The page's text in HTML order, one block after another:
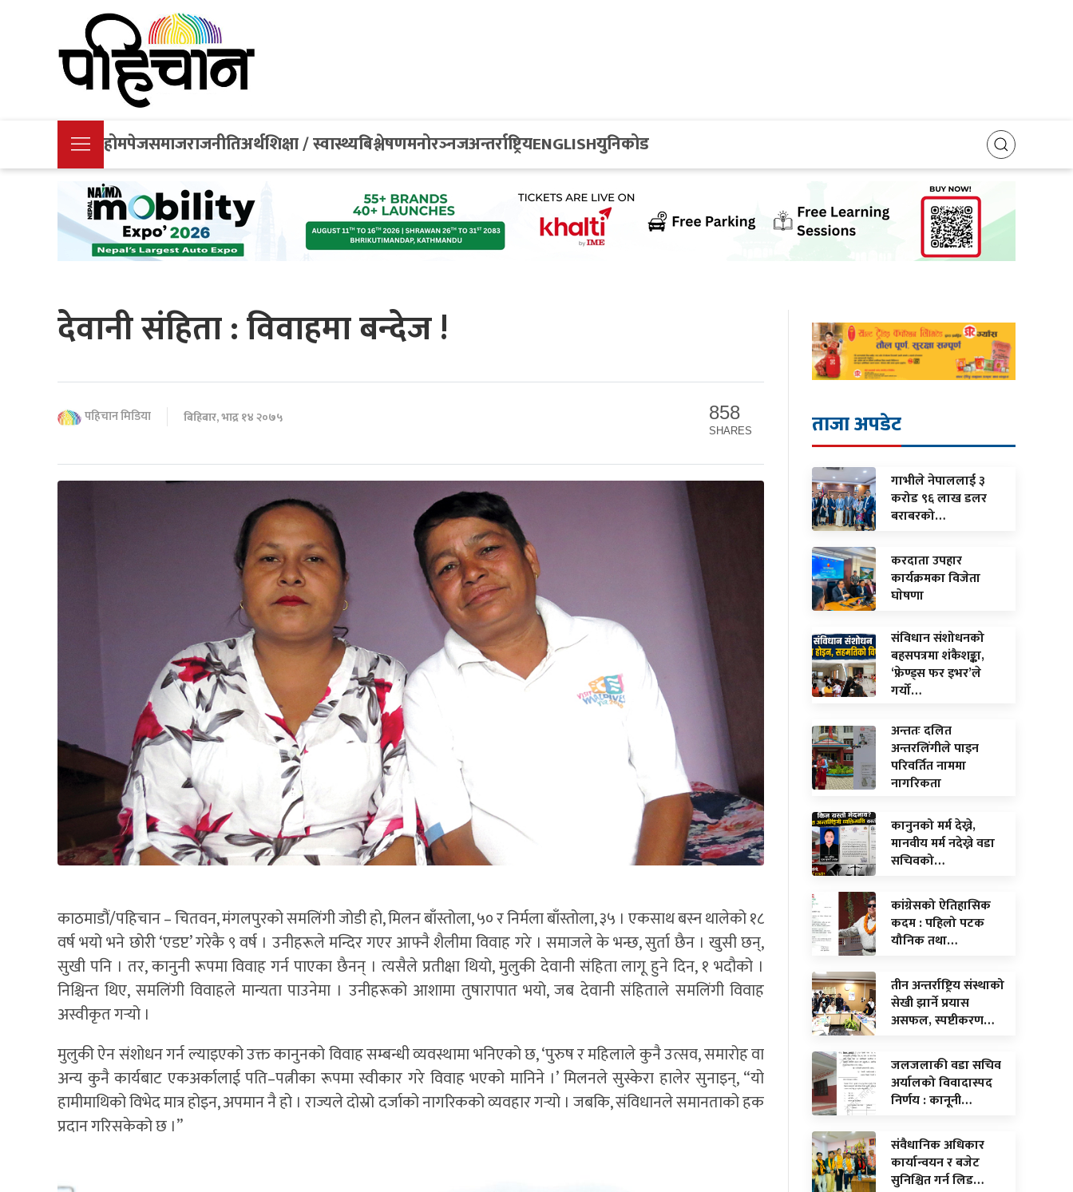
होमपेजसमाजराजनीतिअर्थशिक्षा / स्वास्थ्यबिश्लेषणमनोरञ्नजअन्तर्राष्ट्रियENGLISHयुनिकोड
देवानी संहिता : विवाहमा बन्देज !
पहिचान मिडिया बिहिबार, भाद्र १४ २०७५ 858
SHARES
काठमाडौं/पहिचान – चितवन, मंगलपुरको समलिंगी जोडी हो, मिलन बाँस्तोला, ५० र निर्मला बाँस्तोला, ३५ । एकसाथ बस्न थालेको १८
वर्ष भयो भने छोरी ‘एडप्ट’ गरेकै ९ वर्ष । उनीहरूले मन्दिर गएर आफ्नै शैलीमा विवाह गरे । समाजले के भन्छ, सुर्ता छैन । खुसी छन्,
सुखी पनि । तर, कानुनी रूपमा विवाह गर्न पाएका छैनन् । त्यसैले प्रतीक्षा थियो, मुलुकी देवानी संहिता लागू हुने दिन, १ भदौको ।
निश्चिन्त थिए, समलिंगी विवाहले मान्यता पाउनेमा । उनीहरूको आशामा तुषारापात भयो, जब देवानी संहिताले समलिंगी विवाह
अस्वीकृत गर्‍यो ।
मुलुकी ऐन संशोधन गर्न ल्याइएको उक्त कानुनको विवाह सम्बन्धी व्यवस्थामा भनिएको छ, ‘पुरुष र महिलाले कुनै उत्सव, समारोह वा
अन्य कुनै कार्यबाट एकअर्कालाई पति–पत्नीका रूपमा स्वीकार गरे विवाह भएको मानिने ।’ मिलनले सुस्केरा हालेर सुनाइन्, “यो
हामीमाथिको विभेद मात्र होइन, अपमान नै हो । राज्यले दोस्रो दर्जाको नागरिकको व्यवहार गर्‍यो । जबकि, संविधानले समानताको हक
प्रदान गरिसकेको छ ।”
ताजा अपडेट
गाभीले नेपाललाई ३
करोड ९६ लाख डलर
बराबरको…
करदाता उपहार
कार्यक्रमका विजेता
घाेषणा
संविधान संशोधनको
बहसपत्रमा शंकैशङ्का,
‘फ्रेण्ड्स फर इभर’ले
गर्यो…
अन्ततः दलित
अन्तरलिंगीले पाइन
परिवर्तित नाममा
नागरिकता
कानुनको मर्म देख्ने,
मानवीय मर्म नदेख्ने वडा
सचिवको…
कांग्रेसको ऐतिहासिक
कदम : पहिलो पटक
यौनिक तथा…
तीन अन्तर्राष्ट्रिय संस्थाको
सेखी झार्ने प्रयास
असफल, स्पष्टीकरण…
जलजलाकी वडा सचिव
अर्यालको विवादास्पद
निर्णय : कानूनी…
संवैधानिक अधिकार
कार्यान्वयन र बजेट
सुनिश्चित गर्न लिड…